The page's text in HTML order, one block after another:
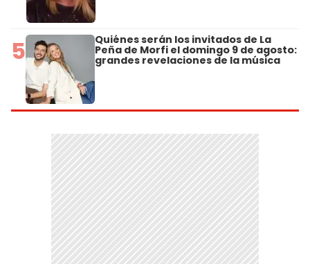
5 Quiénes serán los invitados de La
Peña de Morfi el domingo 9 de agosto:
grandes revelaciones de la música